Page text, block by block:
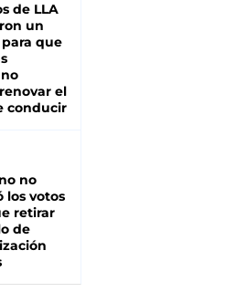
de LLA
un
que
el
conducir
no
los votos
retirar
de